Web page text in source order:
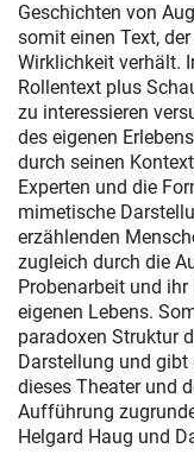
Geschichten von
somit einen Text,
Wirklichkeit verhält.
Rollentext plus
zu interessieren
des eigenen
durch seinen
Experten und die
mimetische
erzählenden
zugleich durch die
Probenarbeit und
eigenen Lebens.
paradoxen Struktur
Darstellung und gibt
dieses Theater und
Aufführung
Helgard Haug und